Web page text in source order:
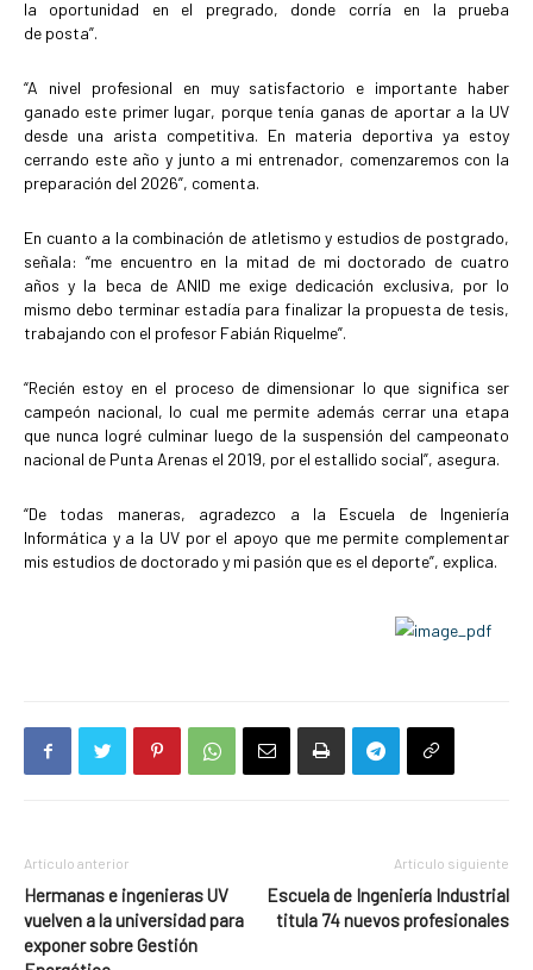
la oportunidad en el pregrado, donde corría en la prueba
de posta”.
“A nivel profesional en muy satisfactorio e importante haber
ganado este primer lugar, porque tenía ganas de aportar a la UV
desde una arista competitiva. En materia deportiva ya estoy
cerrando este año y junto a mi entrenador, comenzaremos con la
preparación del 2026”, comenta.
En cuanto a la combinación de atletismo y estudios de postgrado,
señala: “me encuentro en la mitad de mi doctorado de cuatro
años y la beca de ANID me exige dedicación exclusiva, por lo
mismo debo terminar estadía para finalizar la propuesta de tesis,
trabajando con el profesor Fabián Riquelme”.
“Recién estoy en el proceso de dimensionar lo que significa ser
campeón nacional, lo cual me permite además cerrar una etapa
que nunca logré culminar luego de la suspensión del campeonato
nacional de Punta Arenas el 2019, por el estallido social”, asegura.
“De todas maneras, agradezco a la Escuela de Ingeniería
Informática y a la UV por el apoyo que me permite complementar
mis estudios de doctorado y mi pasión que es el deporte”, explica.
Artículo anterior
Hermanas e ingenieras UV
vuelven a la universidad para
exponer sobre Gestión
Artículo siguiente
Escuela de Ingeniería Industrial
titula 74 nuevos profesionales